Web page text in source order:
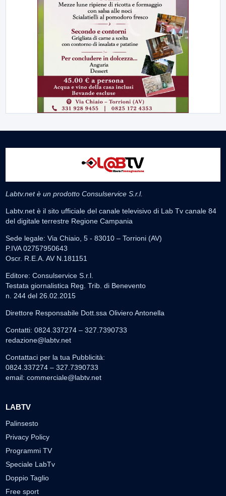
Labtv.net è un prodotto Consulservice S.r.l.
Labtv.net è il sito ufficiale del canale televisivo di Lab Tv canale 84
del digitale terrestre Regione Campania
Sede legale: Via Chiaio, 5 - 83010 – Torrioni (AV)
P.IVA 02757950643
Oscr. R.E.A. AV N.181151
Editore: Consulservice S.r.l.
Testata giornalistica Reg. Trib. di Benevento
n. 244 del 26.02.2015
Direttore Responsabile Dott.ssa Oliviero Antonella
Contatti: 0824.337274 – 327.7390733
redazione@labtv.net
Contattaci per la tua Pubblicità:
0824.337274 – 327.7390733
email: commerciale@labtv.net
LABTV
Palinsesto
Privacy Policy
Programmi TV
Speciale LabTv
Doppio Taglio
Free sport